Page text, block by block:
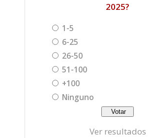
2025?
1-5
6-25
26-50
51-100
+100
Ninguno
Ver resultados